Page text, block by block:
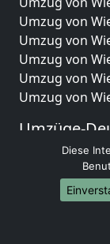
Umzug von
Umzug von
Umzug von
Umzug von
Umzug von
Umzüge-
Umzug von
Umzug von
Umzug von
Umzug von
Umzug von
Diese